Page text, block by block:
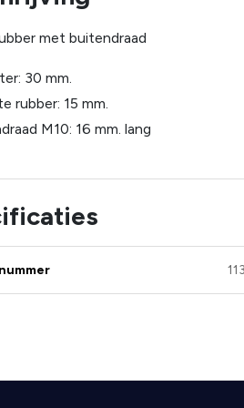
met buitendraad
30 mm.
rubber: 15 mm.
M10: 16 mm. lang